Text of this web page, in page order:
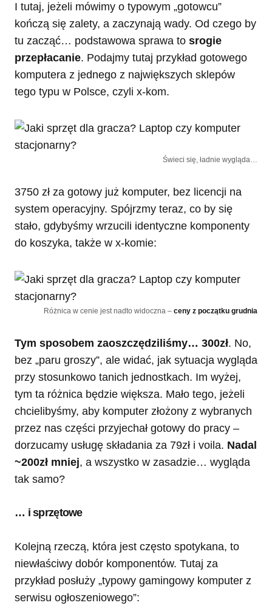
I tutaj, jeżeli mówimy o typowym „gotowcu”
kończą się zalety, a zaczynają wady. Od czego by
tu zacząć… podstawowa sprawa to srogie
przepłacanie. Podajmy tutaj przykład gotowego
komputera z jednego z największych sklepów
tego typu w Polsce, czyli x-kom.
Świeci się, ładnie wygląda…
3750 zł za gotowy już komputer, bez licencji na
system operacyjny. Spójrzmy teraz, co by się
stało, gdybyśmy wrzucili identyczne komponenty
do koszyka, także w x-komie:
Różnica w cenie jest nadto widoczna – ceny z początku grudnia
Tym sposobem zaoszczędziliśmy… 300zł. No,
bez „paru groszy”, ale widać, jak sytuacja wygląda
przy stosunkowo tanich jednostkach. Im wyżej,
tym ta różnica będzie większa. Mało tego, jeżeli
chcielibyśmy, aby komputer złożony z wybranych
przez nas części przyjechał gotowy do pracy –
dorzucamy usługę składania za 79zł i voila. Nadal
~200zł mniej, a wszystko w zasadzie… wygląda
tak samo?
… i sprzętowe
Kolejną rzeczą, która jest często spotykana, to
niewłaściwy dobór komponentów. Tutaj za
przykład posłuży „typowy gamingowy komputer z
serwisu ogłoszeniowego”: